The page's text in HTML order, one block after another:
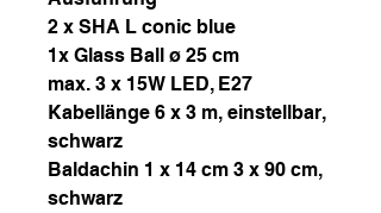
2 x SHA L conic blue
1x Glass Ball ø 25 cm
max. 3 x 15W LED, E27
Kabellänge 6 x 3 m, einstellbar,
schwarz
Baldachin 1 x 14 cm 3 x 90 cm,
schwarz